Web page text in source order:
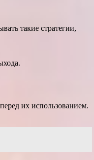
такие стратегии,
их использованием.